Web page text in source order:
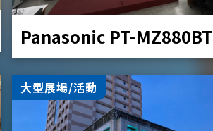
Panasonic PT-MZ880BT
大型展場/活動